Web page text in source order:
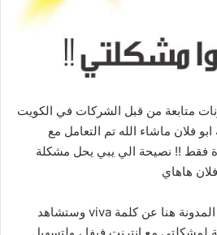
متابعة من قبل الشركات في الكويت
فلان ماشاء الله تم التعامل مع
فقط !! نصيحة الي يبي يحل مشكلة
هاهاي
فقط اكتب في محرك بحث المدونة هنا عن كلمة viva وستشاهد
لمشكلتي مع إنترنت فيفا ، ولتسهيل